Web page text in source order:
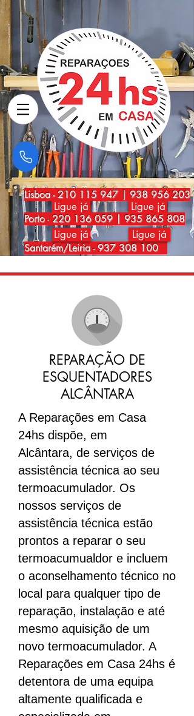
Ligue já Ligue já
Lisboa-210 115 947|938 956 203
Porto- 220 136 059 |935 865 808
Santarém/Leiria -937 308 100
Ligue já Ligue já
REPARAÇÃO DE
ESQUENTADORES
ALCÂNTARA
A Reparações em Casa
24hs dispõe, em
Alcântara, de serviços de
assistência técnica ao seu
termoacumulador. Os
nossos serviços de
assistência técnica estão
prontos a reparar o seu
termoacumualdor e incluem
o aconselhamento técnico no
local para qualquer tipo de
reparação, instalação e até
mesmo aquisição de um
novo termoacumulador. A
Reparações em Casa 24hs é
detentora de uma equipa
altamente qualificada e